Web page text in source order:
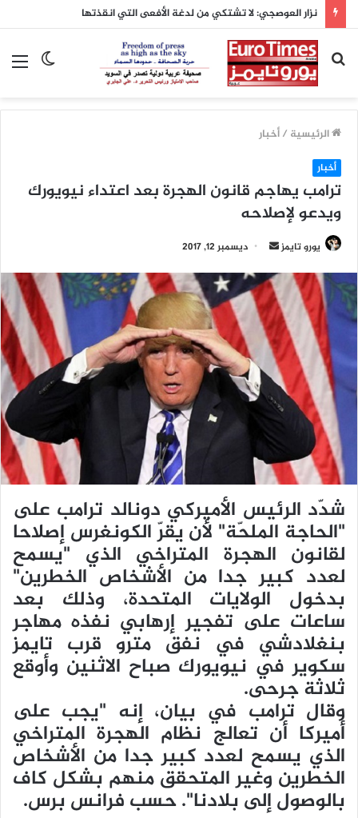
نزار العوصجي: لا تشتكي من لدغة الأفعى التي انقذتها
الوضع
بحث
عن
الرئيسية /أخبار
أخبار
ترامب يهاجم قانون الهجرة بعد اعتداء نيويورك
ويدعو لإصلاحه
يورو تايمز
س
ل
ب
ر
د
ا
إ
ل
ك
ت
و
ن
ي
ديسمبر 12, 2017
شدّد الرئيس الأميركي دونالد ترامب على
"الحاجة الملحّة" لأن يقرّ الكونغرس إصلاحا
لقانون الهجرة المتراخي الذي "يسمح
لعدد كبير جدا من الأشخاص الخطرين"
بدخول الولايات المتحدة، وذلك بعد
ساعات على تفجير إرهابي نفذه مهاجر
بنغلادشي في نفق مترو قرب تايمز
سكوير في نيويورك صباح الاثنين وأوقع
ثلاثة جرحى.
وقال ترامب في بيان، إنه "يجب على
أميركا أن تعالج نظام الهجرة المتراخي
الذي يسمح لعدد كبير جدا من الأشخاص
الخطرين وغير المتحقق منهم بشكل كاف
بالوصول إلى بلادنا". حسب فرانس برس.